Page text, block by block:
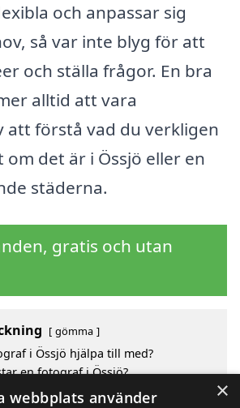
och anpassar sig
så var inte blyg för att
och ställa frågor. En bra
alltid att vara
att förstå vad du verkligen
om det är i Össjö eller en
städerna.
gratis och utan
gömma
i Össjö hjälpa till med?
en fotograf i Össjö?
välja fotograf i Össjö
×
webbplats använder